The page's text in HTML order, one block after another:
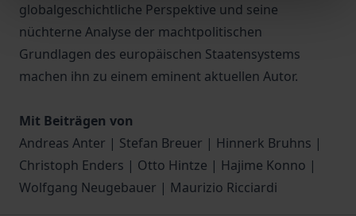
globalgeschichtliche Perspektive und seine
nüchterne Analyse der machtpolitischen
Grundlagen des europäischen Staatensystems
machen ihn zu einem eminent aktuellen Autor.
Mit Beiträgen von
Andreas Anter | Stefan Breuer | Hinnerk Bruhns |
Christoph Enders | Otto Hintze | Hajime Konno |
Wolfgang Neugebauer | Maurizio Ricciardi